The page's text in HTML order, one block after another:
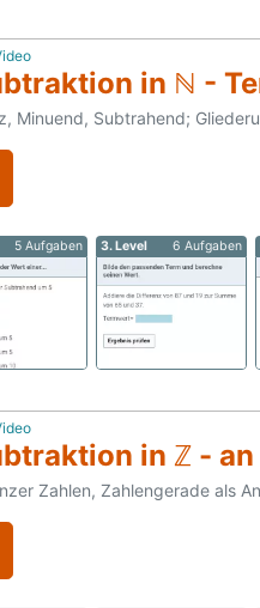
in ℕ -
Minuend, Subtrahend;
5 Aufgaben 3. Level 6 Aufgaben
in ℤ -
Zahlen, Zahlengerade als